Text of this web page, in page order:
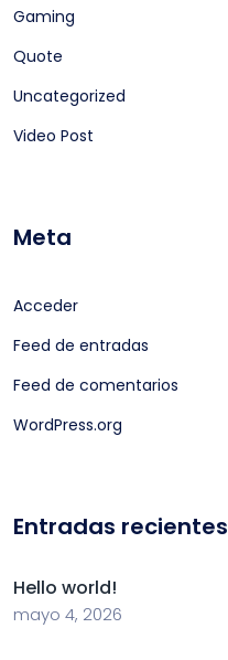
Gaming
Quote
Uncategorized
Video Post
Meta
Acceder
Feed de entradas
Feed de comentarios
WordPress.org
Entradas recientes
Hello world!
mayo 4, 2026